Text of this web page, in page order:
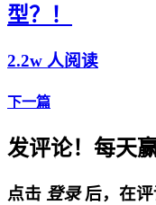
型？！
2.2w 人阅读
下一篇
发评论！每天
点击 登录后，在评